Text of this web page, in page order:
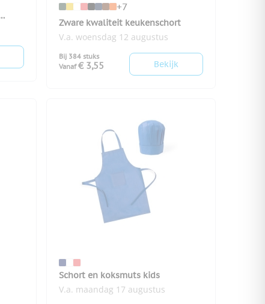
+7
Zware kwaliteit keukenschort
V.a. woensdag 12 augustus
Bij 384 stuks
Vanaf € 3,55 Bekijk
Schort en koksmuts kids
V.a. maandag 17 augustus